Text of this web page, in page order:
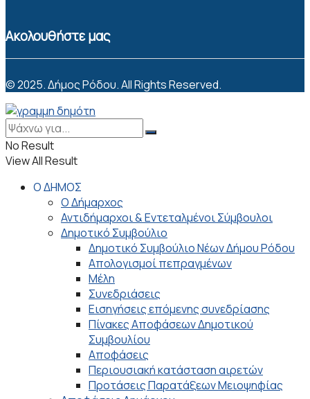
Ακολουθήστε μας
© 2025. Δήμος Ρόδου. All Rights Reserved.
No Result
View All Result
Ο ΔΗΜΟΣ
Ο Δήμαρχος
Αντιδήμαρχοι & Εντεταλμένοι Σύμβουλοι
Δημοτικό Συμβούλιο
Δημοτικό Συμβούλιο Νέων Δήμου Ρόδου
Απολογισμοί πεπραγμένων
Μέλη
Συνεδριάσεις
Εισηγήσεις επόμενης συνεδρίασης
Πίνακες Αποφάσεων Δημοτικού
Συμβουλίου
Αποφάσεις
Περιουσιακή κατάσταση αιρετών
Προτάσεις Παρατάξεων Μειοψηφίας